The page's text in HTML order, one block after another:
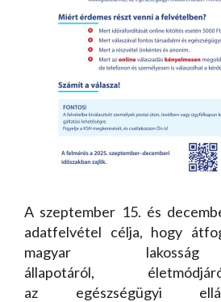
A szeptember 15. és
adatfelvétel célja, hogy
magyar
állapotáról,
az egészségügyi